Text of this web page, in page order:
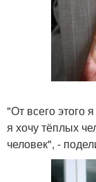
"От всего этого
я хочу тёплых
человек", -